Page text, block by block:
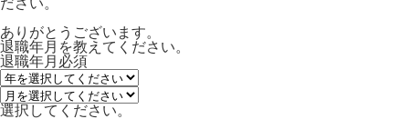
ありがとうございます。
退職年月を教えてください。
退職年月 必須
選択してください。